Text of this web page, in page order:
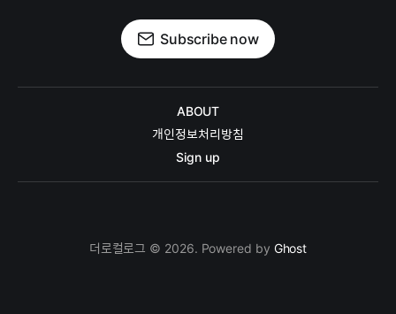
Subscribe now
ABOUT
개인정보처리방침
Sign up
더로컬로그 © 2026. Powered by Ghost